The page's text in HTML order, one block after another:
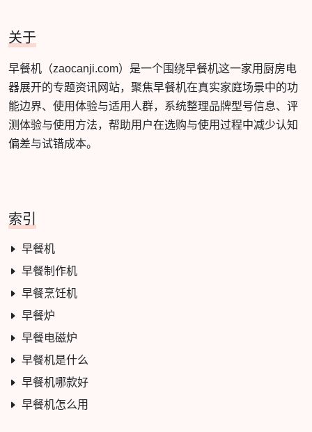
关于
早餐机（zaocanji.com）是一个围绕早餐机这一家用厨房电
器展开的专题资讯网站，聚焦早餐机在真实家庭场景中的功
能边界、使用体验与适用人群，系统整理品牌型号信息、评
测体验与使用方法，帮助用户在选购与使用过程中减少认知
偏差与试错成本。
索引
早餐机
早餐制作机
早餐烹饪机
早餐炉
早餐电磁炉
早餐机是什么
早餐机哪款好
早餐机怎么用